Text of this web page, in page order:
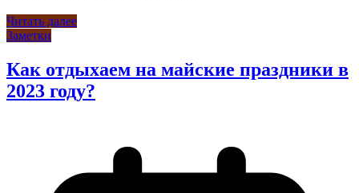
Читать далее
Заметки
Как отдыхаем на майские праздники в
2023 году?